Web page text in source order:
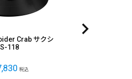
Crab サクシ
118
税込